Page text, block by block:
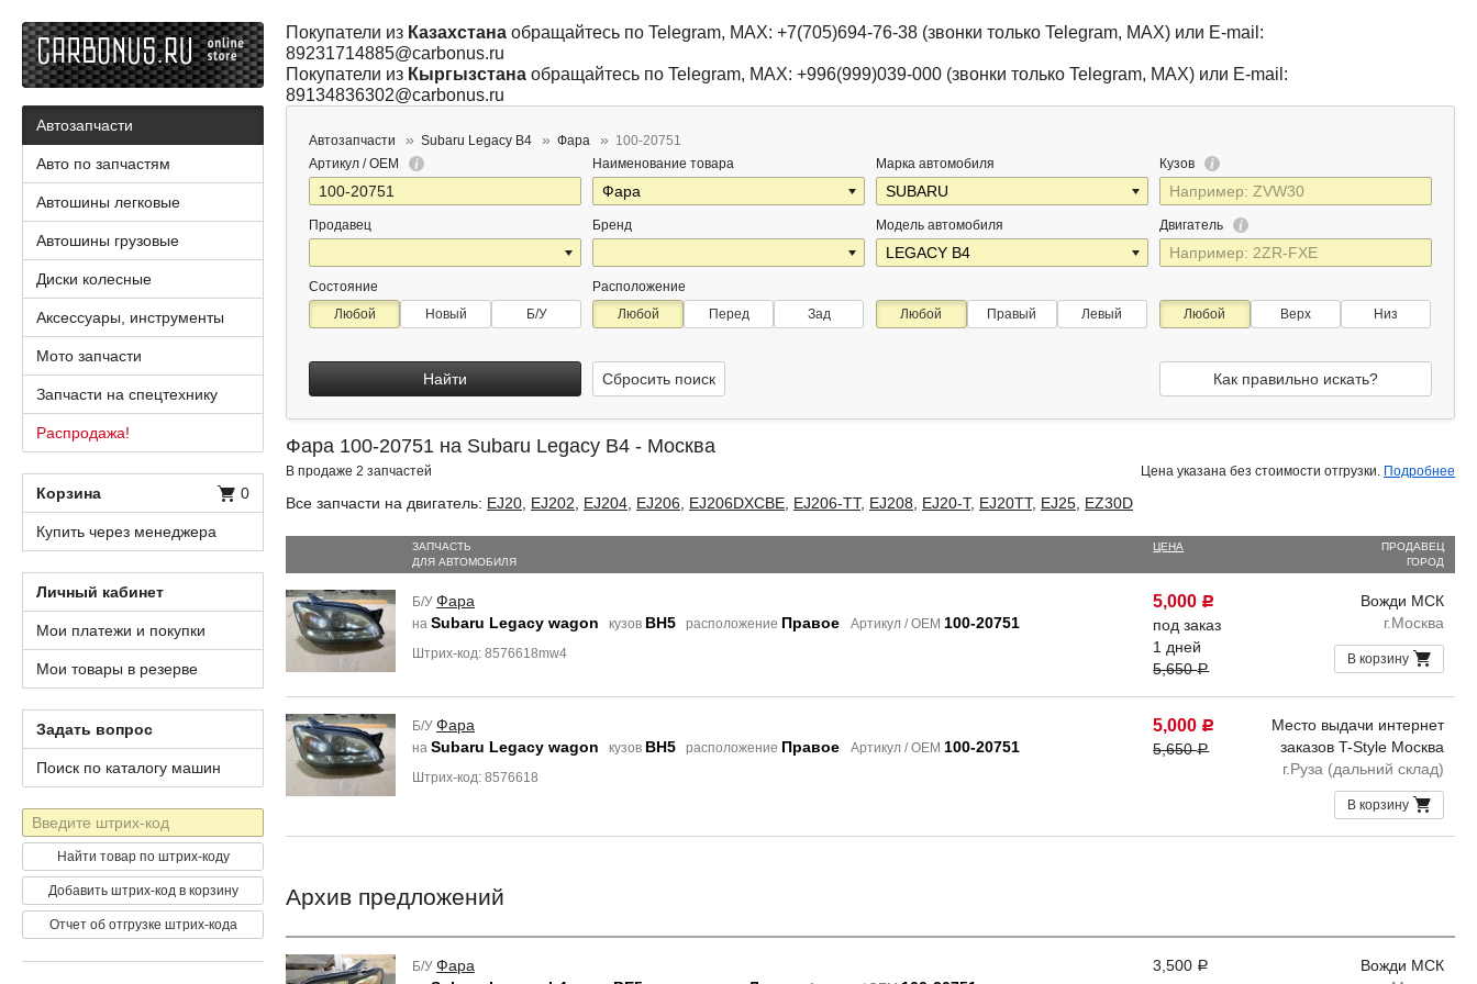
Покупатели из Казахстана обращайтесь по Telegram, MAX: +7(705)694-76-38 (звонки только Telegram, MAX) или E-mail:
89231714885@carbonus.ru
Покупатели из Кыргызстана обращайтесь по Telegram, MAX: +996(999)039-000 (звонки только Telegram, MAX) или E-mail:
89134836302@carbonus.ru
Автозапчасти Subaru Legacy B4 Фара
100-20751
Артикул / OEM
Продавец
Наименование товара
Бренд
Марка автомобиля
Модель автомобиля
Кузов
Двигатель
Состояние
Любой
Новый Б/У
Расположение
Любой
Перед Зад Любой Правый Левый Любой Верх Низ
Найти Сбросить поиск Как правильно искать?
Фара 100-20751 на Subaru Legacy B4 - Москва
В продаже 2 запчастей Цена указана без стоимости отгрузки. Подробнее
Все запчасти на двигатель: EJ20 EJ202 EJ204 EJ206 EJ206DXCBE EJ206-TT, EJ208 EJ20-T, EJ20TT, EJ25 EZ30D
ЗАПЧАСТЬ
ДЛЯ АВТОМОБИЛЯ
ЦЕНА
ПРОДАВЕЦ
ГОРОД
Б/У Фара
на Subaru Legacy wagon кузов BH5 расположение Правое Артикул / OEM 100-20751
Штрих-код: 8576618mw4
5,000 Р
под заказ
1 дней
5,650Р
Вожди МСК
г.Москва
В корзину
Б/У Фара
на Subaru Legacy wagon кузов BH5 расположение Правое Артикул / OEM 100-20751
Штрих-код: 8576618
5,000 Р
5,650Р
Место выдачи интернет
заказов T-Style Москва
г.Руза (дальний склад)
В корзину
Архив предложений
Б/У Фара 3,500 Р
Вожди МСК
Автозапчасти
Авто по запчастям
Автошины легковые
Автошины грузовые
Диски колесные
Аксессуары, инструменты
Мото запчасти
Запчасти на спецтехнику
Распродажа!
Корзина 0
Купить через менеджера
Личный кабинет
Мои платежи и покупки
Мои товары в резерве
Задать вопрос
Поиск по каталогу машин
Штрих-
код
Найти товар по штрих-коду
Добавить штрих-код в корзину
Отчет об отгрузке штрих-кода